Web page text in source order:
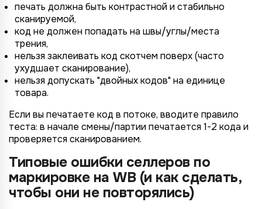
печать должна быть контрастной и стабильно
сканируемой,
код не должен попадать на швы/углы/места
трения,
нельзя заклеивать код скотчем поверх (часто
ухудшает сканирование),
нельзя допускать "двойных кодов" на единице
товара.
Если вы печатаете код в потоке, вводите правило
теста: в начале смены/партии печатается 1-2 кода и
проверяется сканированием.
Типовые ошибки селлеров по
маркировке на WB (и как сделать,
чтобы они не повторялись)